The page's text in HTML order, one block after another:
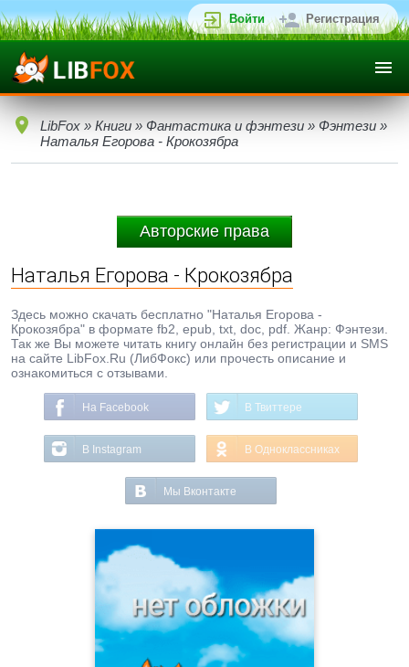
Войти Регистрация
LibFox » Книги » Фантастика и фэнтези » Фэнтези »
Наталья Егорова - Крокозябра
Авторские права
Наталья Егорова - Крокозябра
Здесь можно скачать бесплатно "Наталья Егорова -
Крокозябра" в формате fb2, epub, txt, doc, pdf. Жанр: Фэнтези.
Так же Вы можете читать книгу онлайн без регистрации и SMS
на сайте LibFox.Ru (ЛибФокс) или прочесть описание и
ознакомиться с отзывами.
На Facebook В Твиттере
В Instagram В Одноклассниках
Мы Вконтакте